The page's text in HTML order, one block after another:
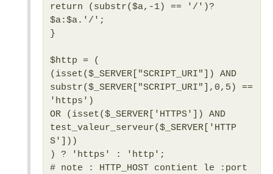
return (substr($a,-1) == '/')?
$a:$a.'/';
}
$http = (
(isset($_SERVER["SCRIPT_URI"]) AND
substr($_SERVER["SCRIPT_URI"],0,5) ==
'https')
OR (isset($_SERVER['HTTPS']) AND
test_valeur_serveur($_SERVER['HTTP
S']))
) ? 'https' : 'http';
# note : HTTP_HOST contient le :port